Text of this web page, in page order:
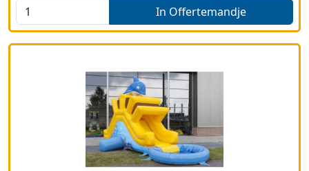
In Offertemandje